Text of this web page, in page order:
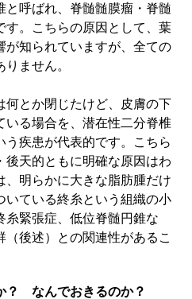
と呼ばれ、脊髄髄膜瘤・脊髄
す。こちらの原因として、葉
が知られていますが、全ての
ません。
何とか閉じたけど、皮膚の下
いる場合を、潜在性二分脊椎
う疾患が代表的です。こちら
後天的ともに明確な原因はわ
、明らかに大きな脂肪腫だけ
いている終糸という組織の小
糸緊張症、低位脊髄円錐な
後述）との関連性があるこ
？ なんでおきるのか？